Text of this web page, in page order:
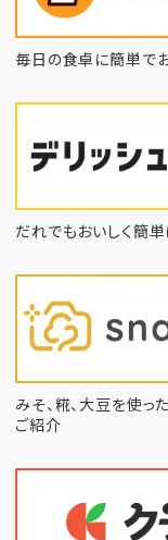
毎日の食卓に簡単で
だれでもおいしく簡
みそ、糀、大豆を使っ
ご紹介